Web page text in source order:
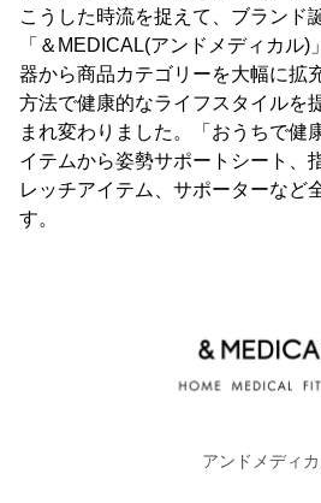
こうした時流を捉えて、ブランド
「＆MEDICAL(アンドメディカル
器から商品カテゴリーを大幅に拡
方法で健康的なライフスタイルを
まれ変わりました。「おうちで健
イテムから姿勢サポートシート、
レッチアイテム、サポーターなど
す。
アンドメディ